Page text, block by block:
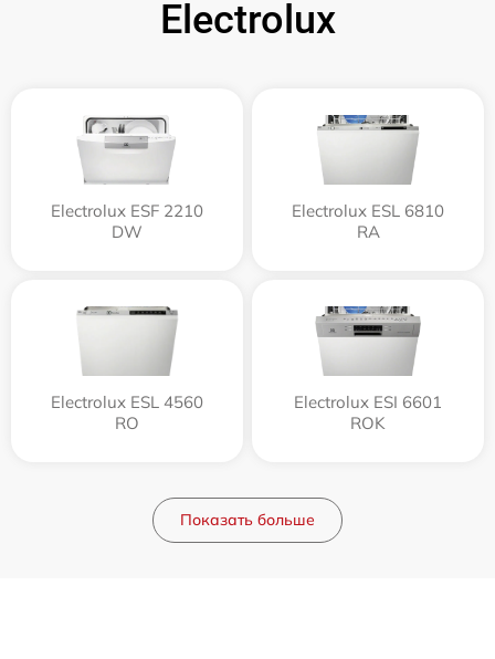
Electrolux
Electrolux ESF 2210
DW
Electrolux ESL 6810
RA
Electrolux ESL 4560
RO
Electrolux ESI 6601
ROK
Показать больше